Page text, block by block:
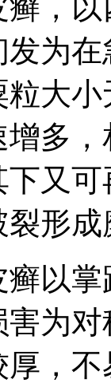
，
为
大
多
又
形
以
为
，